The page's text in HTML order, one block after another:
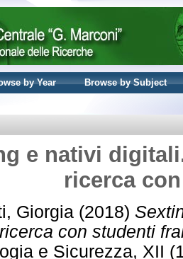
by Year
Browse by Subject
e nativi
ricerca
Giorgia (2018)
con studenti
e Sicurezza, XII